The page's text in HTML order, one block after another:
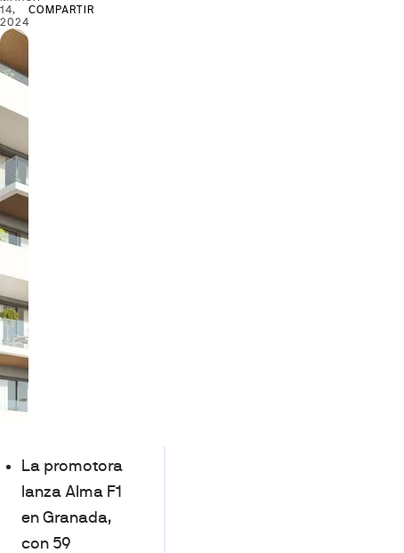
14,
2024
COMPARTIR
La promotora
lanza Alma F1
en Granada,
con 59